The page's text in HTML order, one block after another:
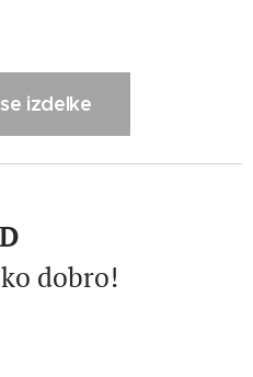
izdelke
dobro!